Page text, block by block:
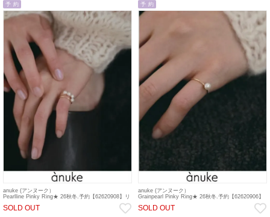
予 約
anuke (アンヌーク）
Pearlline Pinky Ring★ 26秋冬.予約【62620908】リ
SOLD OUT
予 約
anuke (アンヌーク）
Grainpearl Pinky Ring★ 26秋冬.予約【62620906】
SOLD OUT